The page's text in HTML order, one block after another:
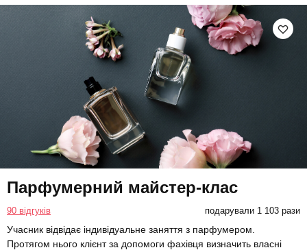
Парфумерний майстер-клас
90 відгуків подарували 1 103 рази
Учасник відвідає індивідуальне заняття з парфумером.
Протягом нього клієнт за допомоги фахівця визначить власні